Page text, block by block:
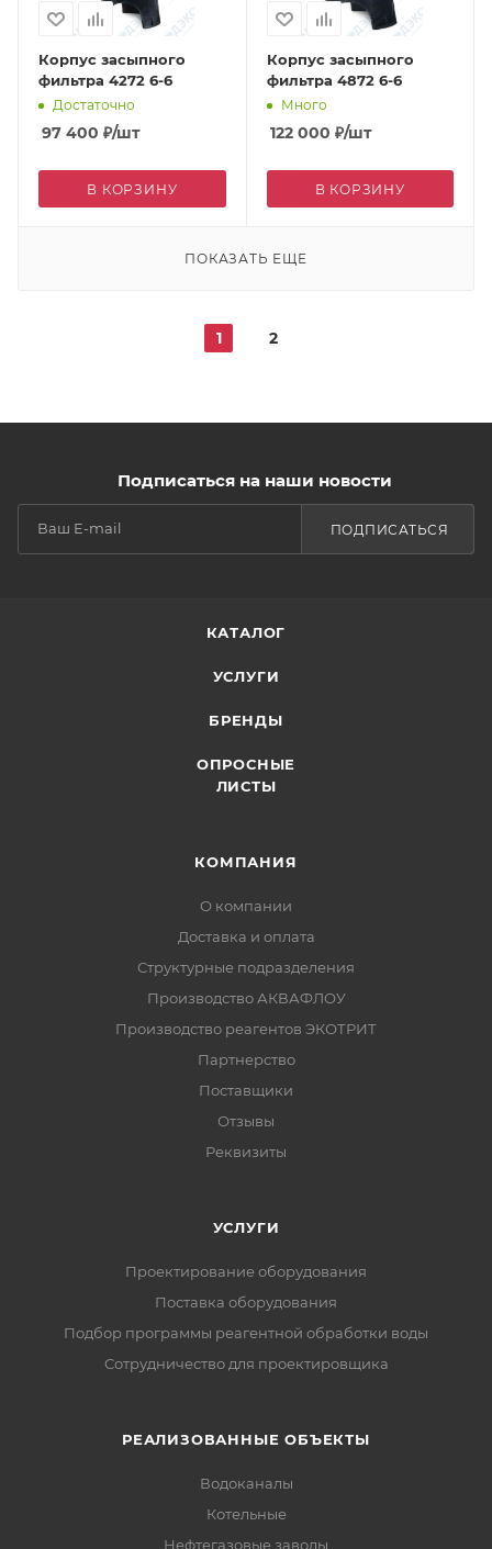
Корпус засыпного
фильтра 4272 6-6
Достаточно
97 400 ₽/шт
В КОРЗИНУ
Корпус засыпного
фильтра 4872 6-6
Много
122 000 ₽/шт
В КОРЗИНУ
ПОКАЗАТЬ ЕЩЕ
1 2
Подписаться на наши новости
ПОДПИСАТЬСЯ
КАТАЛОГ
УСЛУГИ
БРЕНДЫ
ОПРОСНЫЕ
ЛИСТЫ
КОМПАНИЯ
О компании
Доставка и оплата
Структурные подразделения
Производство АКВАФЛОУ
Производство реагентов ЭКОТРИТ
Партнерство
Поставщики
Отзывы
Реквизиты
УСЛУГИ
Проектирование оборудования
Поставка оборудования
Подбор программы реагентной обработки воды
Сотрудничество для проектировщика
РЕАЛИЗОВАННЫЕ ОБЪЕКТЫ
Водоканалы
Котельные
Нефтегазовые заводы